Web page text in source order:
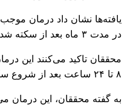
یافته‌ها نشان داد درمان
در مدت ۳ ماه بعد از سکته شد.
محققان تاکید می‌کنند این
۸ تا ۲۴ ساعت بعد از شروع سکته حاد ایسکمیک اتفاق بیفتد.
به گفته محققان، این درمان